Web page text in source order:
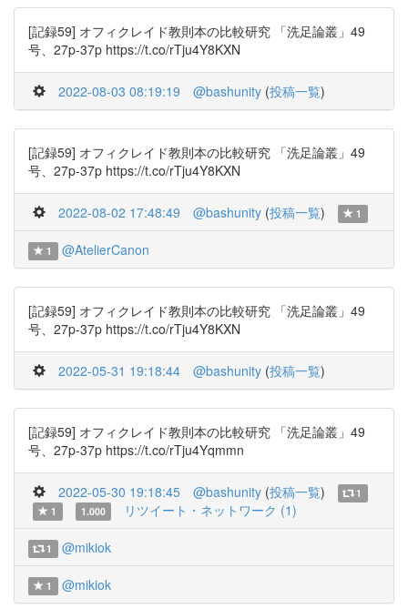
[記録59] オフィクレイド教則本の比較研究 「洗足論叢」49
号、27p-37p https://t.co/rTju4Y8KXN
2022-08-03 08:19:19 @bashunity (投稿一覧)
[記録59] オフィクレイド教則本の比較研究 「洗足論叢」49
号、27p-37p https://t.co/rTju4Y8KXN
2022-08-02 17:48:49 @bashunity (投稿一覧) 1
1 @AtelierCanon
[記録59] オフィクレイド教則本の比較研究 「洗足論叢」49
号、27p-37p https://t.co/rTju4Y8KXN
2022-05-31 19:18:44 @bashunity (投稿一覧)
[記録59] オフィクレイド教則本の比較研究 「洗足論叢」49
号、27p-37p https://t.co/rTju4Yqmmn
2022-05-30 19:18:45 @bashunity (投稿一覧)
1
1
1.000 リツイート・ネットワーク (1)
1 @mikiok
1 @mikiok